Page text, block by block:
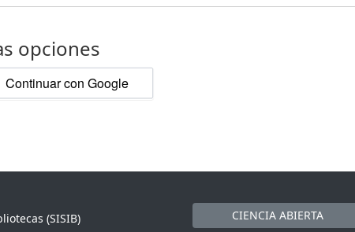
opciones
Continuar con Google
(SISIB)
CIENCIA ABIERTA